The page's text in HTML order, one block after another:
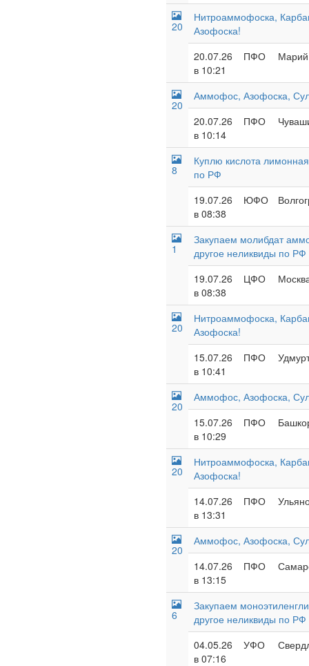
20
Нитроаммофоска,
Азофоска!
20.07.26
в 10:21
ПФО
20
Аммофос, Азофоска,
20.07.26
в 10:14
ПФО
8
Куплю кислота
по РФ
19.07.26
в 08:38
ЮФО
1
Закупаем молибдат
другое неликвиды по РФ
19.07.26
в 08:38
ЦФО
20
Нитроаммофоска,
Азофоска!
15.07.26
в 10:41
ПФО
20
Аммофос, Азофоска,
15.07.26
в 10:29
ПФО
20
Нитроаммофоска,
Азофоска!
14.07.26
в 13:31
ПФО
20
Аммофос, Азофоска,
14.07.26
в 13:15
ПФО
6
Закупаем
другое неликвиды по РФ
04.05.26
в 07:16
УФО